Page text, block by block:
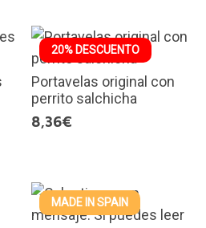
20% DESCUENTO
Portavelas original con
perrito salchicha
8,36€
MADE IN SPAIN